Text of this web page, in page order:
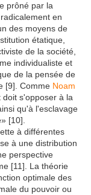
prôné par la
en
des moyens de
étatique,
de la société,
individualiste et
de la pensée de
[9]. Comme Noam
s'opposer à la
qu'à l'esclavage
[10].
à différentes
à une distribution
perspective
[11]. La théorie
optimale des
du pouvoir ou